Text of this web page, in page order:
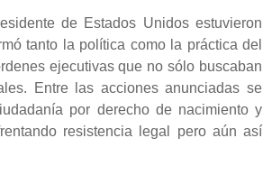
de Estados Unidos estuvieron
tanto la política como la práctica del
ejecutivas que no sólo buscaban
Entre las acciones anunciadas se
por derecho de nacimiento y
resistencia legal pero aún así